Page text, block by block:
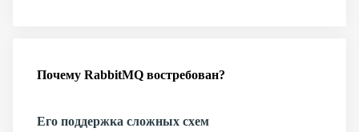
Почему RabbitMQ востребован?
Его поддержка сложных схем